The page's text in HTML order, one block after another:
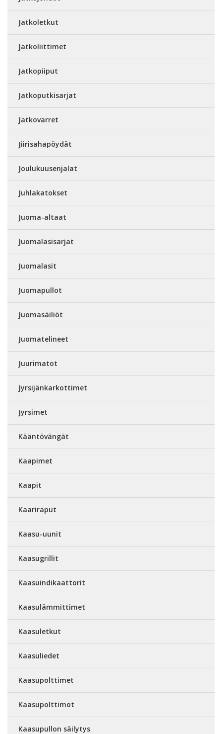
Jatkoletkut
Jatkoliittimet
Jatkopiiput
Jatkoputkisarjat
Jatkovarret
Jiirisahapöydät
Joulukuusenjalat
Juhlakatokset
Juoma-altaat
Juomalasisarjat
Juomalasit
Juomapullot
Juomasäiliöt
Juomatelineet
Juurimatot
Jyrsijänkarkottimet
Jyrsimet
Kääntövängät
Kaapimet
Kaapit
Kaariraput
Kaasu-uunit
Kaasugrillit
Kaasuindikaattorit
Kaasulämmittimet
Kaasuletkut
Kaasuliedet
Kaasupolttimet
Kaasupolttimot
Kaasupullon säilytys